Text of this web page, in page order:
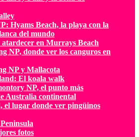
Hyams Beach, la playa con la
del mundo
atardecer en Murrays Beach
NP, donde ver los canguros en
NP y Mallacota
El koala walk
NP, el punto más
Australia continental
el lugar donde ver pingüinos
fotos